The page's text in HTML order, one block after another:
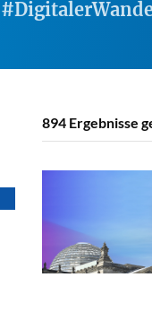
894 Ergebnisse